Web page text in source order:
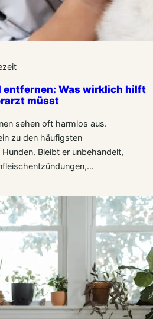
entfernen: Was wirklich hilft
müsst
sehen oft harmlos aus.
zu den häufigsten
Bleibt er unbehandelt,